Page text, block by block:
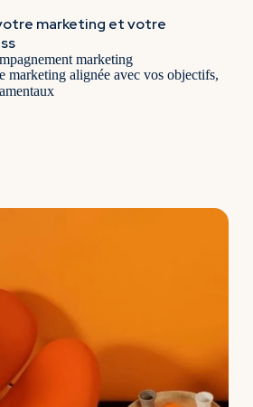
marketing et votre
marketing
marketing alignée avec vos objectifs,